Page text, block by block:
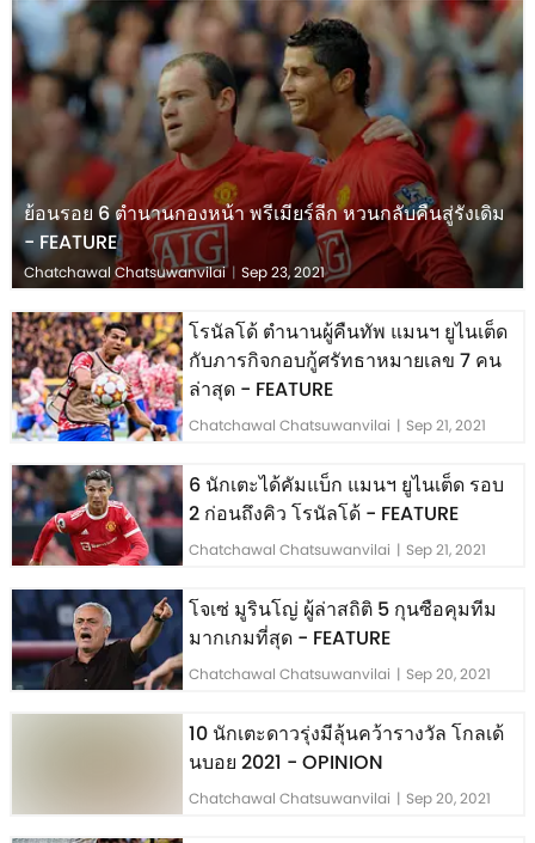
ย้อนรอย 6 ตำนานกองหน้า พรีเมียร์ลีก หวนกลับคืนสู่รังเดิม
- FEATURE
Chatchawal Chatsuwanvilai | Sep 23, 2021
โรนัลโด้ ตำนานผู้คืนทัพ แมนฯ ยูไนเต็ด
กับภารกิจกอบกู้ศรัทธาหมายเลข 7 คน
ล่าสุด - FEATURE
Chatchawal Chatsuwanvilai | Sep 21, 2021
6 นักเตะได้คัมแบ็ก แมนฯ ยูไนเต็ด รอบ
2 ก่อนถึงคิว โรนัลโด้ - FEATURE
Chatchawal Chatsuwanvilai | Sep 21, 2021
โจเซ่ มูรินโญ่ ผู้ล่าสถิติ 5 กุนซือคุมทีม
มากเกมที่สุด - FEATURE
Chatchawal Chatsuwanvilai | Sep 20, 2021
10 นักเตะดาวรุ่งมีลุ้นคว้ารางวัล โกลเด้
นบอย 2021 - OPINION
Chatchawal Chatsuwanvilai | Sep 20, 2021